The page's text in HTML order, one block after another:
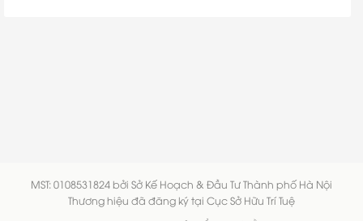
MST: 0108531824 bởi Sở Kế Hoạch & Đầu Tư Thành phố Hà Nội
Thương hiệu đã đăng ký tại Cục Sở Hữu Trí Tuệ